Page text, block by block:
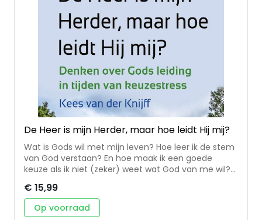
De Heer is mijn Herder, maar hoe leidt Hij mij?
Wat is Gods wil met mijn leven? Hoe leer ik de stem
van God verstaan? En hoe maak ik een goede
keuze als ik niet (zeker) weet wat God van me wil?
worden, maar ook vragen waar veel verschillende
antwoorden op gegeven zijn. Hoe vinden we in die
wirwar van visies een begaanbare weg? Met de
€ 15,99
Op voorraad